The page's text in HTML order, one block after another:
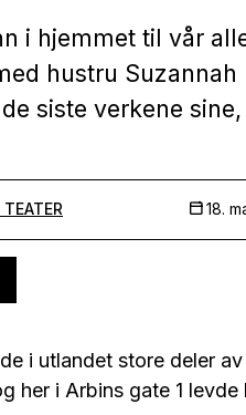
i hjemmet til vår
hustru Suzannah
siste verkene
18.
i utlandet store deler
her i Arbins gate 1 levde